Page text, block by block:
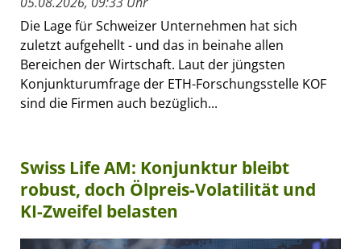
Die Lage für Schweizer Unternehmen hat sich
zuletzt aufgehellt - und das in beinahe allen
Bereichen der Wirtschaft. Laut der jüngsten
Konjunkturumfrage der ETH-Forschungsstelle KOF
sind die Firmen auch bezüglich...
Swiss Life AM: Konjunktur bleibt
robust, doch Ölpreis-Volatilität und
KI-Zweifel belasten